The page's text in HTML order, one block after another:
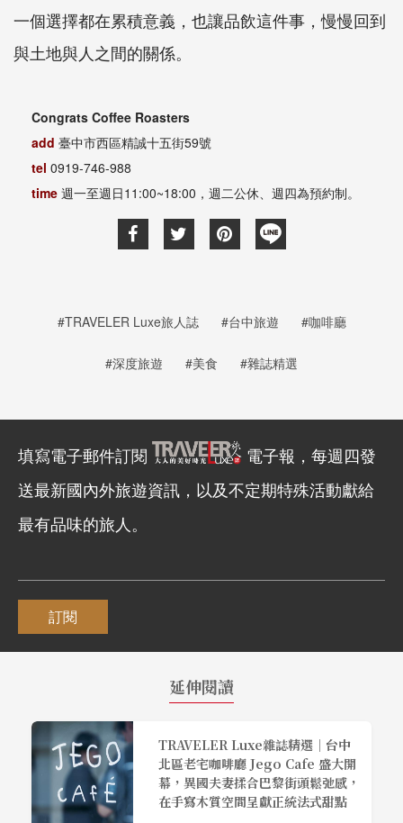
一個選擇都在累積意義，也讓品飲這件事，慢慢回到
與土地與人之間的關係。
Congrats Coffee Roasters
add 臺中市西區精誠十五街59號
tel 0919-746-988
time 週一至週日11:00~18:00，週二公休、週四為預約制。
#TRAVELER Luxe旅人誌 #台中旅遊 #咖啡廳
#深度旅遊 #美食 #雜誌精選
填寫電子郵件訂閱
電子報，每週四發
送最新國內外旅遊資訊，以及不定期特殊活動獻給
最有品味的旅人。
訂閱
延伸閱讀
TRAVELER Luxe雜誌精選｜台中
北區老宅咖啡廳 Jego Cafe 盛大開
幕，異國夫妻揉合巴黎街頭鬆弛感，
在手寫木質空間呈獻正統法式甜點